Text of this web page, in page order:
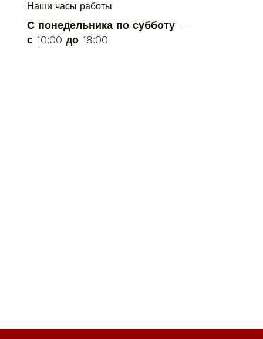
Наши часы работы
С понедельника по субботу —
с 10:00 до 18:00